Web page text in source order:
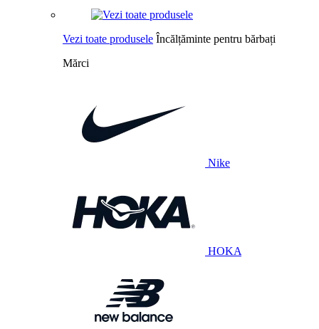
Vezi toate produsele Încălțăminte pentru bărbați
Mărci
Nike
HOKA